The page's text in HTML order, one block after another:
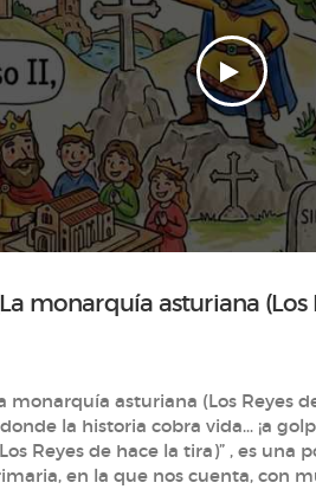
monarquía asturiana (Los Reyes de hace
la historia cobra vida… ¡a golpe de rima!
Reyes de hace la tira)” , es una
creatividad , la historia